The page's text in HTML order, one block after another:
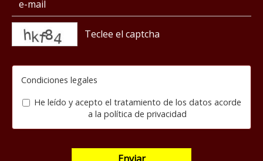
Condiciones legales
He leído y acepto el tratamiento de los datos acorde
a la política de privacidad